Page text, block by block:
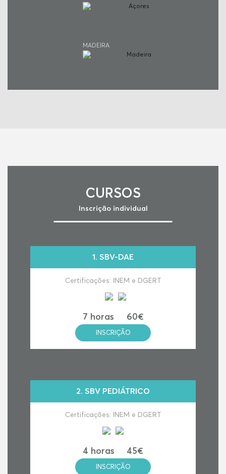
MADEIRA
CURSOS
Inscrição individual
1. SBV-DAE
Certificações: INEM e DGERT
7 horas 60€
INSCRIÇÃO
2. SBV PEDIÁTRICO
Certificações: INEM e DGERT
4 horas 45€
INSCRIÇÃO